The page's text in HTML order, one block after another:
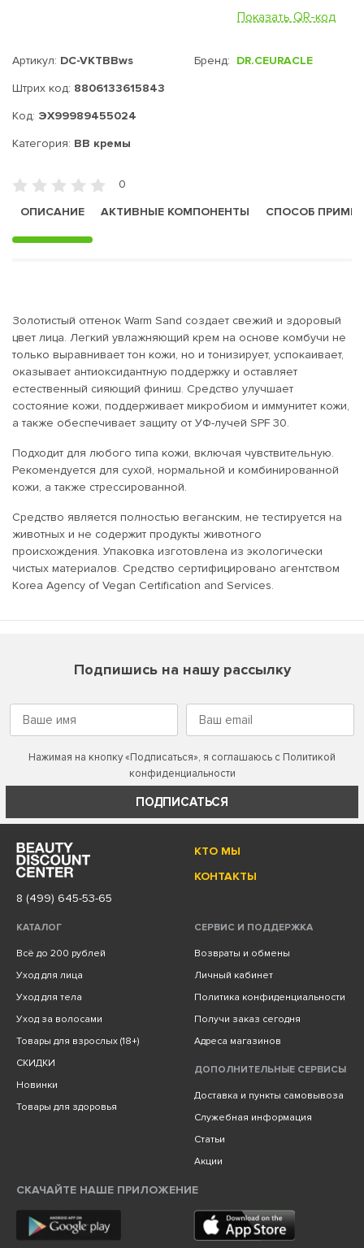
Показать QR-код
Артикул: DC-VKTBBws
Штрих код: 8806133615843
Код: ЭХ99989455024
Бренд: DR.CEURACLE
Категория: BB кремы
0
ОПИСАНИЕ
АКТИВНЫЕ КОМПОНЕНТЫ СПОСОБ
Золотистый оттенок Warm Sand создает свежий и здоровый
цвет лица. Легкий увлажняющий крем на основе комбучи не
только выравнивает тон кожи, но и тонизирует, успокаивает,
оказывает антиоксидантную поддержку и оставляет
естественный сияющий финиш. Средство улучшает
состояние кожи, поддерживает микробиом и иммунитет кожи,
а также обеспечивает защиту от УФ-лучей SPF 30.
Подходит для любого типа кожи, включая чувствительную.
Рекомендуется для сухой, нормальной и комбинированной
кожи, а также стрессированной.
Средство является полностью веганским, не тестируется на
животных и не содержит продукты животного
происхождения. Упаковка изготовлена из экологически
чистых материалов. Средство сертифицировано агентством
Korea Agency of Vegan Certification and Services.
Подпишись на нашу рассылку
Нажимая на кнопку «Подписаться», я соглашаюсь с Политикой
конфиденциальности
ПОДПИСАТЬСЯ
КТО МЫ
КОНТАКТЫ
8 (499) 645-53-65
КАТАЛОГ
Всё до 200 рублей
Уход для лица
Уход для тела
Уход за волосами
Товары для взрослых (18+)
СКИДКИ
Новинки
Товары для здоровья
СЕРВИС И ПОДДЕРЖКА
Возвраты и обмены
Личный кабинет
Политика конфиденциальности
Получи заказ сегодня
Адреса магазинов
ДОПОЛНИТЕЛЬНЫЕ СЕРВИСЫ
Доставка и пункты самовывоза
Служебная информация
Статьи
Акции
СКАЧАЙТЕ НАШЕ ПРИЛОЖЕНИЕ